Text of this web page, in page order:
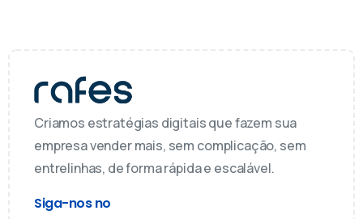
Criamos estratégias digitais que fazem sua
empresa vender mais, sem complicação, sem
entrelinhas, de forma rápida e escalável.
Siga-nos no